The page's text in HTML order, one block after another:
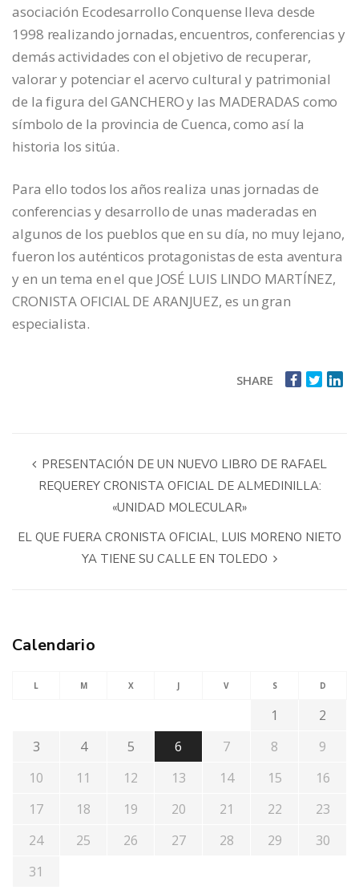
asociación Ecodesarrollo Conquense lleva desde
1998 realizando jornadas, encuentros, conferencias y
demás actividades con el objetivo de recuperar,
valorar y potenciar el acervo cultural y patrimonial
de la figura del GANCHERO y las MADERADAS como
símbolo de la provincia de Cuenca, como así la
historia los sitúa.
Para ello todos los años realiza unas jornadas de
conferencias y desarrollo de unas maderadas en
algunos de los pueblos que en su día, no muy lejano,
fueron los auténticos protagonistas de esta aventura
y en un tema en el que JOSÉ LUIS LINDO MARTÍNEZ,
CRONISTA OFICIAL DE ARANJUEZ, es un gran
especialista.
SHARE
PRESENTACIÓN DE UN NUEVO LIBRO DE RAFAEL
REQUEREY CRONISTA OFICIAL DE ALMEDINILLA:
«UNIDAD MOLECULAR»
EL QUE FUERA CRONISTA OFICIAL, LUIS MORENO NIETO
YA TIENE SU CALLE EN TOLEDO
Calendario
L M X J V S D
1
2
3
4 5 6 7 8
9
10
11 12 13 14 15
16
17
18 19 20 21 22
23
24
25 26 27 28 29
30
31